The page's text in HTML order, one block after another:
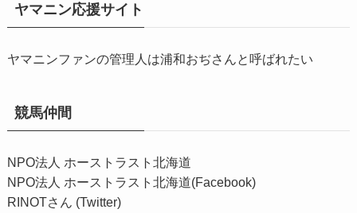
ヤマニン応援サイト
ヤマニンファンの管理人は浦和おぢさんと呼ばれたい
競馬仲間
NPO法人 ホーストラスト北海道
NPO法人 ホーストラスト北海道(Facebook)
RINOTさん (Twitter)